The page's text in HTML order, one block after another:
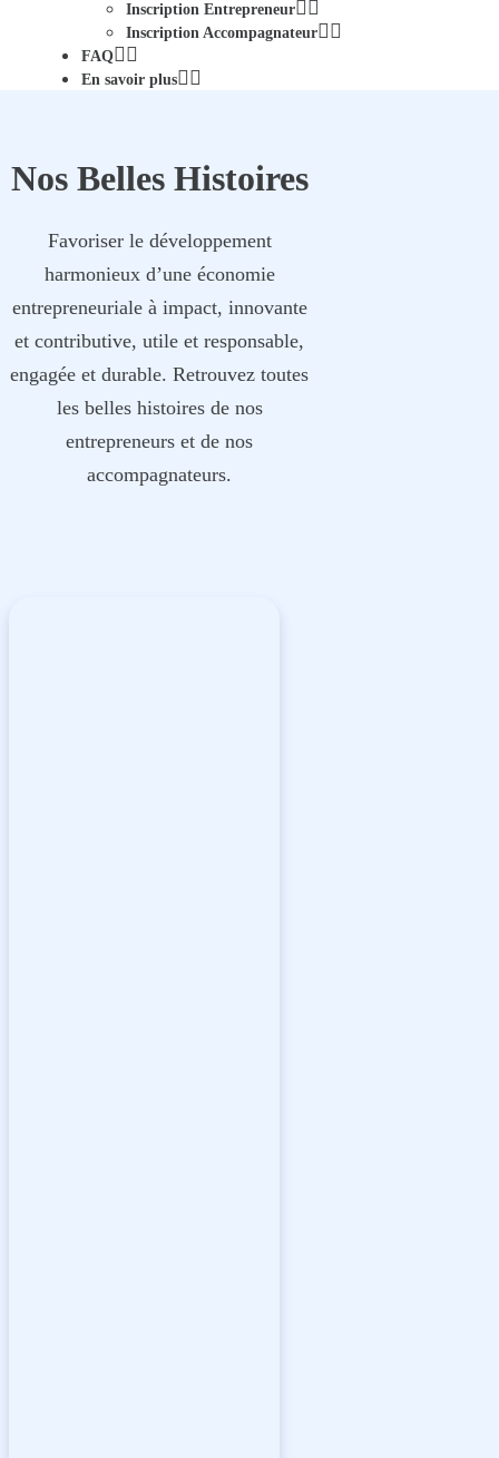
Inscription Entrepreneur
Inscription Accompagnateur
FAQ
En savoir plus
Nos Belles Histoires
Favoriser le développement
harmonieux d’une économie
entrepreneuriale à impact, innovante
et contributive, utile et responsable,
engagée et durable. Retrouvez toutes
les belles histoires de nos
entrepreneurs et de nos
accompagnateurs.